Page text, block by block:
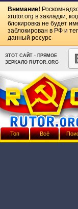
Внимание!
xrutor.org в закладки,
блокировка не будет
заблокирован в РФ и
данный ресурс
ЭТОТ САЙТ - ПРЯМОЕ
ЗЕРКАЛО RUTOR.ORG